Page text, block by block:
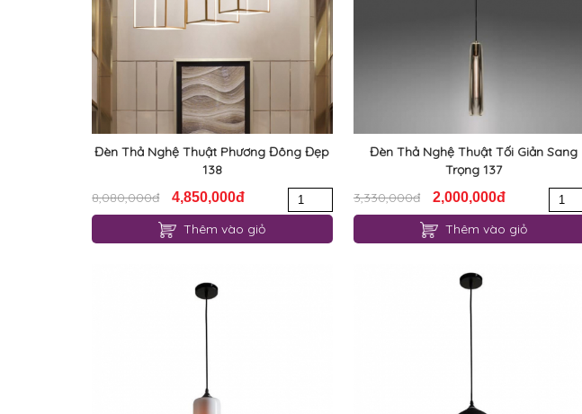
Đèn Thả Nghệ Thuật Phương Đông Đẹp
138
8,080,000đ
4,850,000đ
Thêm vào giỏ
Đèn Thả Nghệ Thuật Tối Giản Sang
Trọng 137
3,330,000đ
2,000,000đ
Thêm vào giỏ